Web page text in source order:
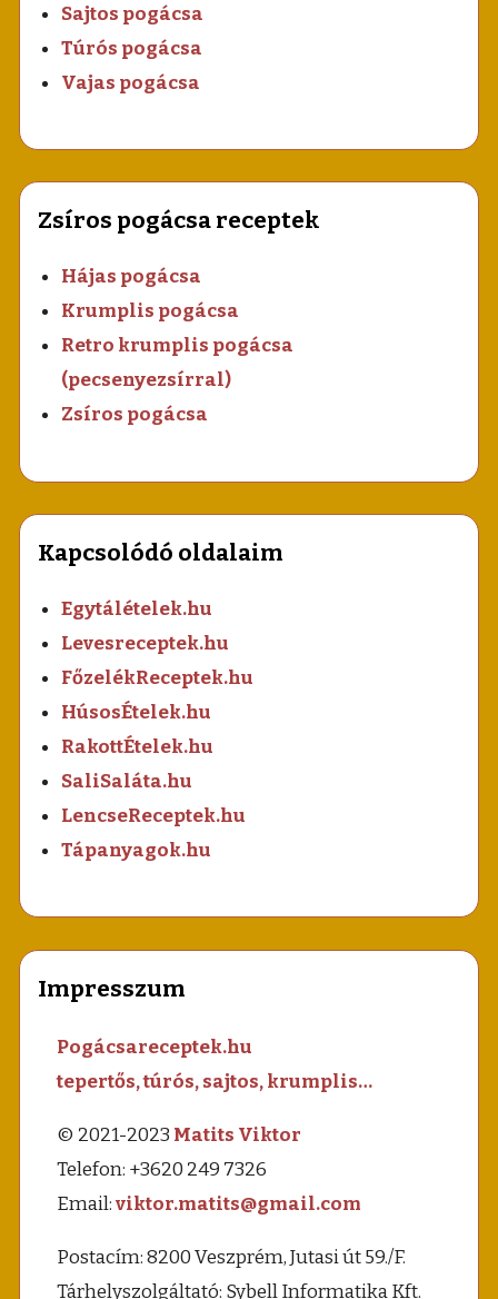
Sajtos pogácsa
Túrós pogácsa
Vajas pogácsa
Zsíros pogácsa receptek
Hájas pogácsa
Krumplis pogácsa
Retro krumplis pogácsa
(pecsenyezsírral)
Zsíros pogácsa
Kapcsolódó oldalaim
Egytálételek.hu
Levesreceptek.hu
FőzelékReceptek.hu
HúsosÉtelek.hu
RakottÉtelek.hu
SaliSaláta.hu
LencseReceptek.hu
Tápanyagok.hu
Impresszum
Pogácsareceptek.hu
tepertős, túrós, sajtos, krumplis…
© 2021-2023 Matits Viktor
Telefon: +3620 249 7326
Email:viktor.matits@gmail.com
Postacím: 8200 Veszprém, Jutasi út 59./F.
Tárhelyszolgáltató: Sybell Informatika Kft.